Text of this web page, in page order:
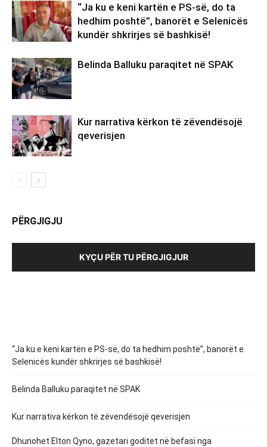
“Ja ku e keni kartën e PS-së, do ta
hedhim poshtë”, banorët e Selenicës
kundër shkrirjes së bashkisë!
Belinda Balluku paraqitet në SPAK
Kur narrativa kërkon të zëvendësojë
qeverisjen
PËRGJIGJU
KYÇU PËR TU PËRGJIGJUR
“Ja ku e keni kartën e PS-së, do ta hedhim poshtë”, banorët e
Selenicës kundër shkrirjes së bashkisë!
Belinda Balluku paraqitet në SPAK
Kur narrativa kërkon të zëvendësojë qeverisjen
Dhunohet Elton Qyno, gazetari goditet në befasi nga